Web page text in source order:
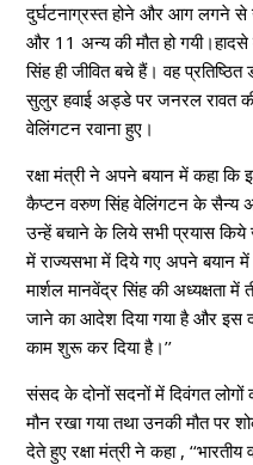
दुर्घटनाग्रस्त होने और आग लगने से
और 11 अन्य की मौत हो
सिंह ही जीवित बचे हैं। वह
सुलुर हवाई अड्डे पर जनरल रावत
वेलिंगटन रवाना हुए।
रक्षा मंत्री ने अपने बयान में कहा
कैप्टन वरुण सिंह वेलिंगटन के सैन्य
उन्हें बचाने के लिये सभी प्रयास
में राज्यसभा में दिये गए अपने बयान में
मार्शल मानवेंद्र सिंह की अध्यक्षता
जाने का आदेश दिया गया है और
काम शुरू कर दिया है।’’
संसद के दोनों सदनों में दिवंगत
मौन रखा गया तथा उनकी मौत पर
देते हुए रक्षा मंत्री ने कहा ,